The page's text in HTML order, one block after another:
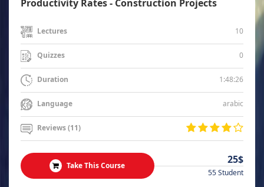
Productivity Rates - Construction Projects
Lectures 10
Quizzes 0
Duration 1:48:26
Language arabic
Reviews (11)
Take This Course 25$
55 Student